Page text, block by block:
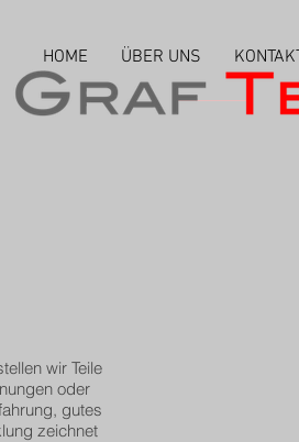
HOME ÜBER UNS
wir Teile
oder
gutes
zeichnet